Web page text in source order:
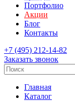
Портфолио
Акции
Блог
Контакты
+7 (495) 212-14-82
Заказать звонок
Главная
Каталог